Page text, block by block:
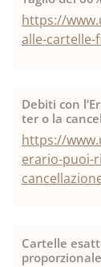
https://
alle-
Debiti con
ter o la
https://
erario-puoi-
Cartelle